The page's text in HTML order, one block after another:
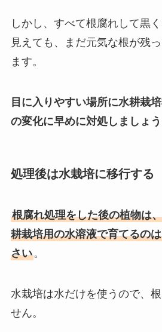
しかし、すべて根腐れして黒
見えても、まだ元気な根が残
ます。
目に入りやすい場所に水耕栽
の変化に早めに対処しましょう
処理後は水栽培に移行する
根腐れ処理をした後の植物は
耕栽培用の水溶液で育てるの
さい。
水栽培は水だけを使うので、
せん。